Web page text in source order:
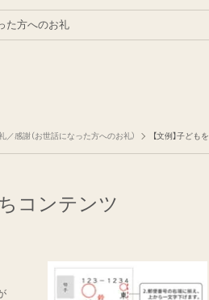
た方へのお礼
／感謝（お世話になった方へのお礼） 【文例】子ども
コンテンツ